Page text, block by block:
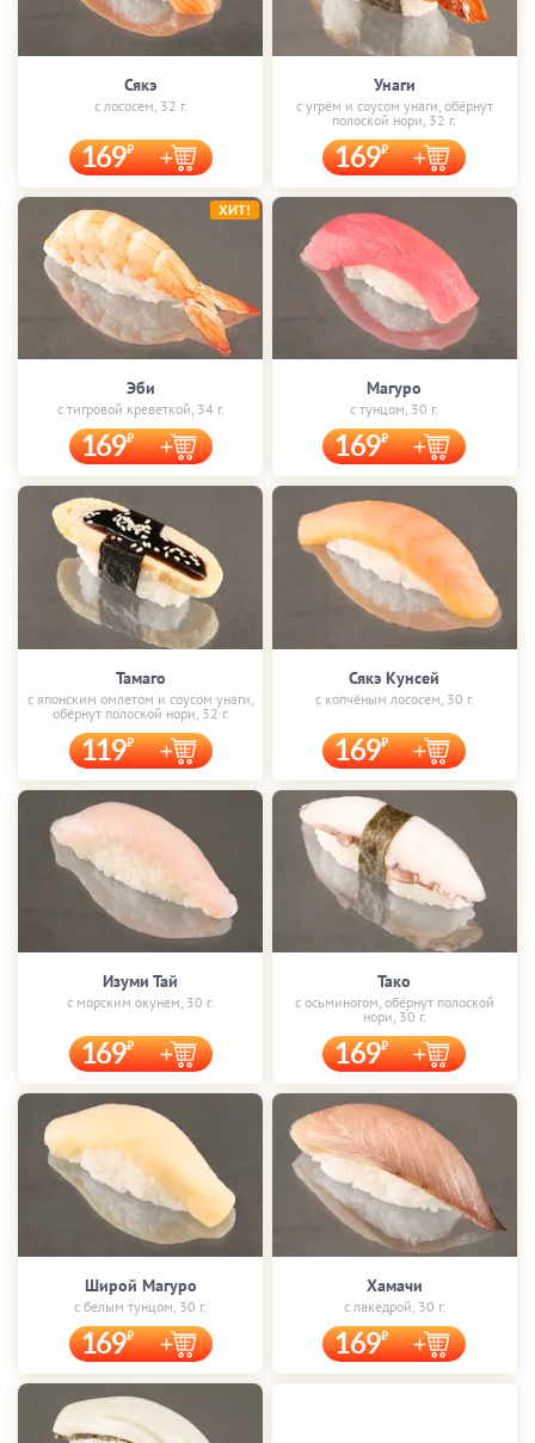
Сякэ
с лососем, 32 г.
169
Унаги
с угрём и соусом унаги, обёрнут
полоской нори, 32 г.
169
Эби
с тигровой креветкой, 34 г.
169
ХИТ!
Магуро
с тунцом, 30 г.
169
Тамаго
с японским омлетом и соусом унаги,
обёрнут полоской нори, 32 г.
119
Сякэ Кунсей
с копчёным лососем, 30 г.
169
Изуми Тай
с морским окунем, 30 г.
169
Тако
с осьминогом, обёрнут полоской
нори, 30 г.
169
Широй Магуро
с белым тунцом, 30 г.
169
Хамачи
с лакедрой, 30 г.
169